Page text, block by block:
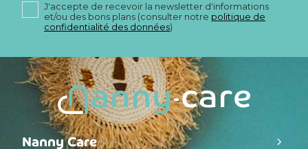
J'accepte de recevoir la newsletter d'informations
et/ou des bons plans (consulter notre politique de
confidentialité des données)
Nanny Care